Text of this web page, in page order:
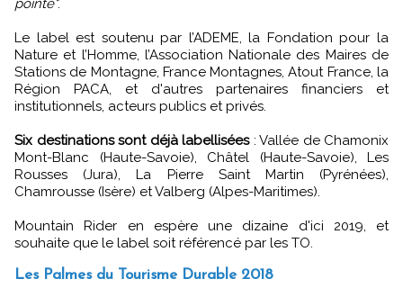
Le label est soutenu par l’ADEME, la Fondation pour la
Nature et l’Homme, l’Association Nationale des Maires de
Stations de Montagne, France Montagnes, Atout France, la
Région PACA, et d'autres partenaires financiers et
institutionnels, acteurs publics et privés.
Six destinations sont déjà labellisées: Vallée de Chamonix
Mont-Blanc (Haute-Savoie), Châtel (Haute-Savoie), Les
Rousses (Jura), La Pierre Saint Martin (Pyrénées),
Chamrousse (Isère) et Valberg (Alpes-Maritimes).
Mountain Rider en espère une dizaine d'ici 2019, et
souhaite que le label soit référencé par les TO.
Les Palmes du Tourisme Durable 2018